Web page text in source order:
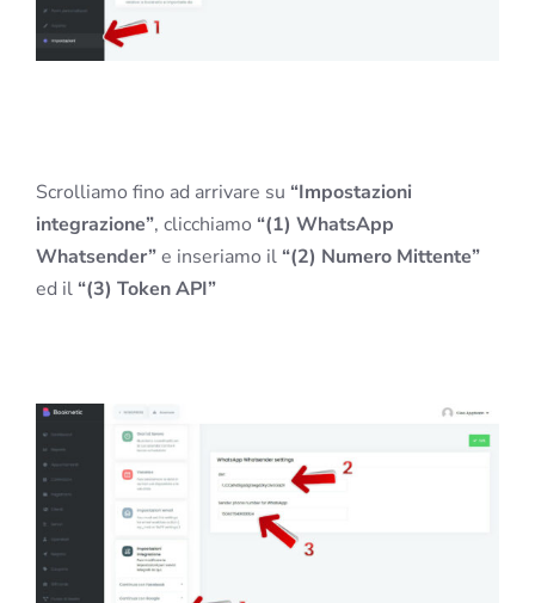
Scrolliamo fino ad arrivare su “Impostazioni
integrazione”, clicchiamo “(1) WhatsApp
Whatsender”e inseriamo il “(2) Numero Mittente”
ed il “(3) Token API”